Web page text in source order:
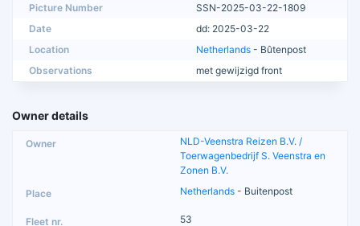
Picture Number
SSN-2025-03-22-1809
Date
dd: 2025-03-22
Location
Netherlands - Bûtenpost
Observations
met gewijzigd front
Owner details
NLD-Veenstra Reizen B.V. /
Toerwagenbedrijf S. Veenstra en
Zonen B.V.
Netherlands - Buitenpost
53